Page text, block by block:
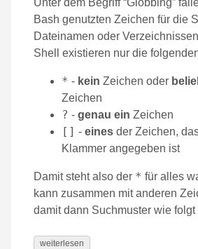
Unter dem Begriff “Globbing”
Bash genutzten Zeichen für die
Dateinamen oder
Shell existieren nur die
* - kein Zeichen oder
Zeichen
? - genau ein Zeichen
[] - eines der Zeichen,
Klammer angegeben ist
Damit steht also der * für alles
kann zusammen mit anderen
damit dann Suchmuster wie folgt
weiterlesen